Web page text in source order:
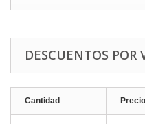
DESCUENTOS POR
Cantidad Precio